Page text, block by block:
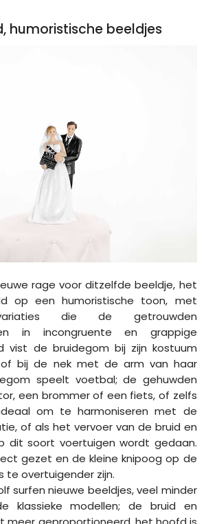
humoristische beeldjes
rage voor ditzelfde beeldje, het
op een humoristische toon, met
die de getrouwden
in incongruente en grappige
vist de bruidegom bij zijn kostuum
bij de nek met de arm van haar
speelt voetbal; de gehuwden
een brommer of een fiets, of zelfs
om te harmoniseren met de
of als het vervoer van de bruid en
dit soort voertuigen wordt gedaan.
gezet en de kleine knipoog op de
te overtuigender zijn.
surfen nieuwe beeldjes, veel minder
klassieke modellen; de bruid en